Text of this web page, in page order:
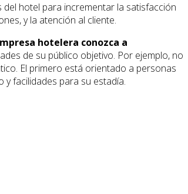
hotel para incrementar la satisfacción
y la atención al cliente.
hotelera conozca a
de su público objetivo. Por ejemplo, no
El primero está orientado a personas
facilidades para su estadía.